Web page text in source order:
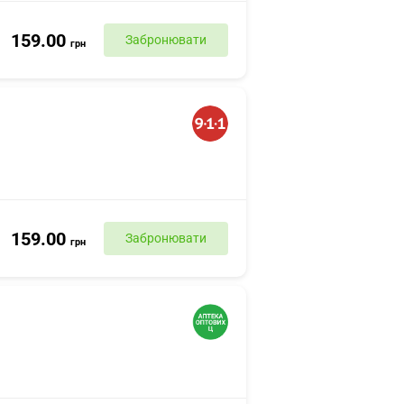
159.00 грн Забронювати
159.00 грн Забронювати